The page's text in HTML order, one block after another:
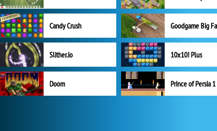
Candy Crush Goodgame Big
Slither.io 10x10! Plus
Doom Prince of Persia 1